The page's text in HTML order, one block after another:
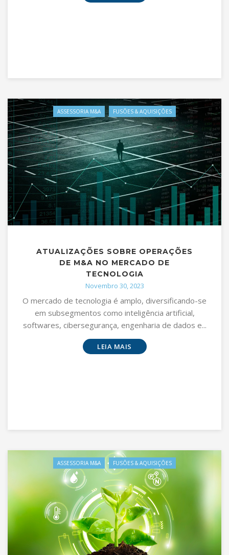
ASSESSORIA M&A FUSÕES & AQUISIÇÕES
ATUALIZAÇÕES SOBRE OPERAÇÕES
DE M&A NO MERCADO DE
TECNOLOGIA
Novembro 30, 2023
O mercado de tecnologia é amplo, diversificando-se
em subsegmentos como inteligência artificial,
softwares, cibersegurança, engenharia de dados e...
LEIA MAIS
ASSESSORIA M&A FUSÕES & AQUISIÇÕES